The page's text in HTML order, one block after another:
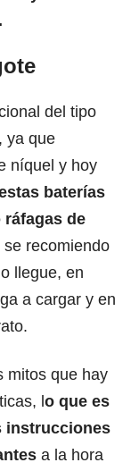
del tipo
ya que
níquel y hoy
baterías
de
se recomiendo
llegue, en
a cargar y en
mitos que hay
lo que es
instrucciones
a la hora